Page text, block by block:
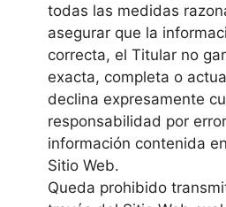
todas las medidas
asegurar que la
correcta, el Titular no
exacta, completa o
declina expresamente
responsabilidad por
información contenida
Sitio Web.
Queda prohibido